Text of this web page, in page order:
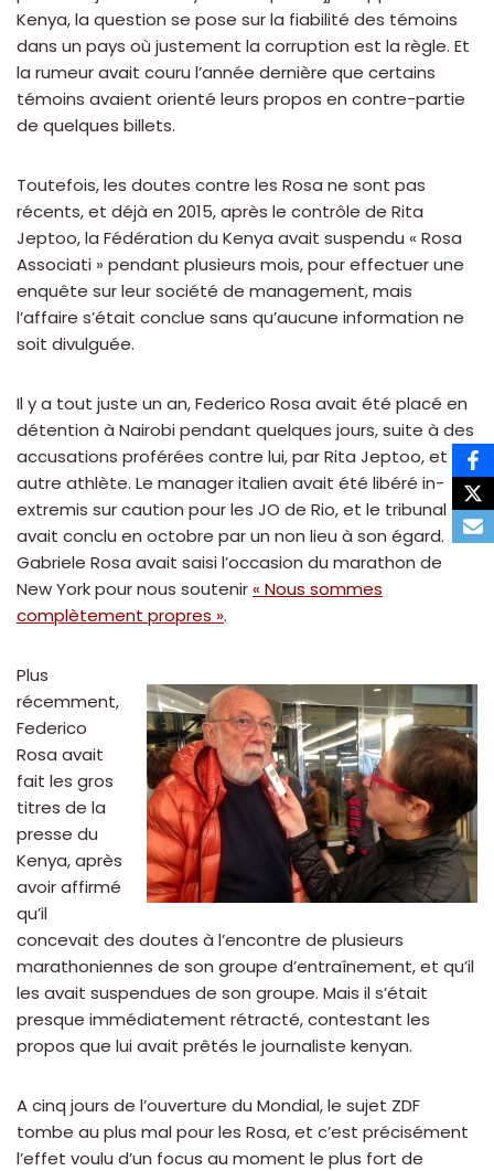
Kenya, la question se pose sur la fiabilité des témoins
dans un pays où justement la corruption est la règle. Et
la rumeur avait couru l’année dernière que certains
témoins avaient orienté leurs propos en contre-partie
de quelques billets.
Toutefois, les doutes contre les Rosa ne sont pas
récents, et déjà en 2015, après le contrôle de Rita
Jeptoo, la Fédération du Kenya avait suspendu « Rosa
Associati » pendant plusieurs mois, pour effectuer une
enquête sur leur société de management, mais
l’affaire s’était conclue sans qu’aucune information ne
soit divulguée.
Il y a tout juste un an, Federico Rosa avait été placé en
détention à Nairobi pendant quelques jours, suite à des
accusations proférées contre lui, par Rita Jeptoo, et un
autre athlète. Le manager italien avait été libéré in-
extremis sur caution pour les JO de Rio, et le tribunal
avait conclu en octobre par un non lieu à son égard.
Gabriele Rosa avait saisi l’occasion du marathon de
New York pour nous soutenir« Nous sommes
complètement propres ».
Plus
récemment,
Federico
Rosa avait
fait les gros
titres de la
presse du
Kenya, après
avoir affirmé
qu’il
concevait des doutes à l’encontre de plusieurs
marathoniennes de son groupe d’entraînement, et qu’il
les avait suspendues de son groupe. Mais il s’était
presque immédiatement rétracté, contestant les
propos que lui avait prêtés le journaliste kenyan.
A cinq jours de l’ouverture du Mondial, le sujet ZDF
tombe au plus mal pour les Rosa, et c’est précisément
l’effet voulu d’un focus au moment le plus fort de